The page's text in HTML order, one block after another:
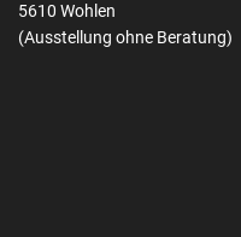
5610 Wohlen
(Ausstellung ohne Beratung)